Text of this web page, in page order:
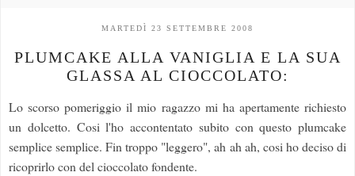
MARTEDÌ 23 SETTEMBRE 2008
PLUMCAKE ALLA VANIGLIA E LA SUA
GLASSA AL CIOCCOLATO:
Lo scorso pomeriggio il mio ragazzo mi ha apertamente richiesto
un dolcetto. Cosi l'ho accontentato subito con questo plumcake
semplice semplice. Fin troppo "leggero", ah ah ah, cosi ho deciso di
ricoprirlo con del cioccolato fondente.